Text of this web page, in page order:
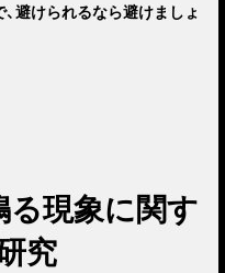
避けられるなら避けましょ
現象に関す
究